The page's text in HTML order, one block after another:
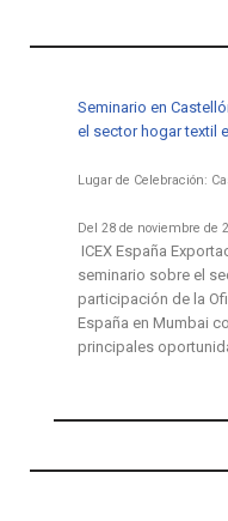
Seminario en
el sector hogar textil
Lugar de Celebración:
Del 28 de noviembre de
ICEX España
seminario sobre el
participación de la
España en Mumbai
principales